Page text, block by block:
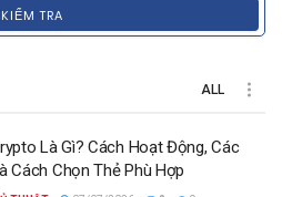
KIỂM TRA
ALL
Là Gì? Cách Hoạt Động, Các
Cách Chọn Thẻ Phù Hợp